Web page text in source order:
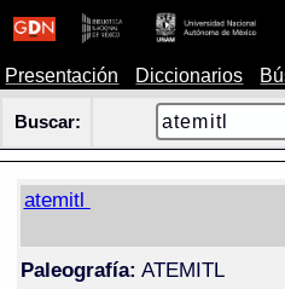
Presentación Diccionarios
Buscar:
atemitl
Paleografía: ATEMITL